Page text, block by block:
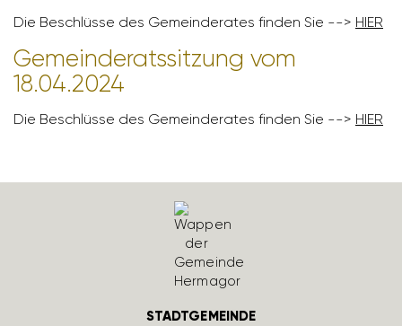
Die Beschlüsse des Gemein­de­rates finden Sie --> HIER
Gemein­de­rats­sit­zung vom
18.04.2024
Die Beschlüsse des Gemein­de­rates finden Sie --> HIER
STADTGEMEINDE